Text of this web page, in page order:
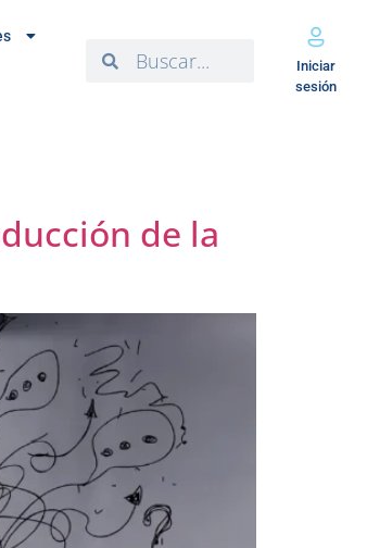
Iniciar
sesión
de la